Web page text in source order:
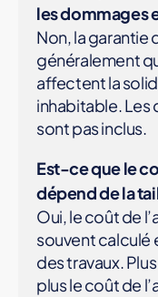
les dommages
Non, la garantie
généralement
affectent la
inhabitable.
sont pas inclus.
Est-ce que le
dépend de la
Oui, le coût de
souvent calculé
des travaux.
plus le coût de